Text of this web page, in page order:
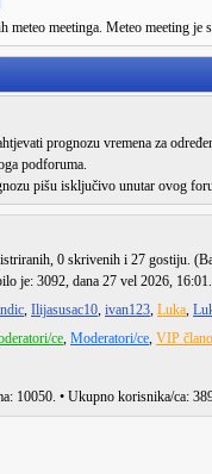
meetinga. Meteo meeting
prognozu vremena za
podforuma.
pišu isključivo unutar ovog
0 skrivenih i 27 gostiju.
je: 3092, dana 27 vel 2026, 16:01.
, Ilijasusac10, ivan123, Luka,
ce, Moderatori/ce, VIP
10050. • Ukupno korisnika/ca: